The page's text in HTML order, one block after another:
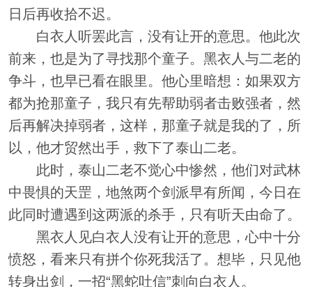
日后再收拾不迟。
白衣人听罢此言，没有让开的意思。他此次
前来，也是为了寻找那个童子。黑衣人与二老的
争斗，也早已看在眼里。他心里暗想：如果双方
都为抢那童子，我只有先帮助弱者击败强者，然
后再解决掉弱者，这样，那童子就是我的了，所
以，他才贸然出手，救下了泰山二老。
此时，泰山二老不觉心中惨然，他们对武林
中畏惧的天罡，地煞两个剑派早有所闻，今日在
此同时遭遇到这两派的杀手，只有听天由命了。
黑衣人见白衣人没有让开的意思，心中十分
愤怒，看来只有拼个你死我活了。想毕，只见他
转身出剑，一招“黑蛇吐信”刺向白衣人。